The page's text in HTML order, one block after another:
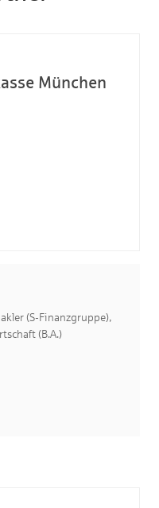
München
(S-Finanzgruppe),
(B.A.)